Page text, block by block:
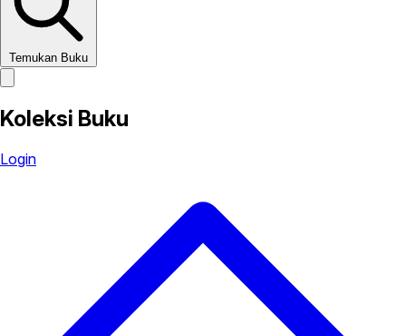
Temukan Buku
Koleksi Buku
Login